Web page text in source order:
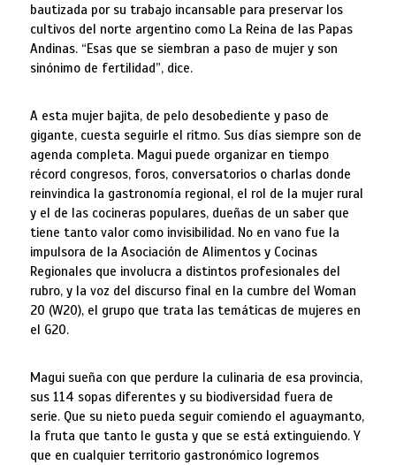
bautizada por su trabajo incansable para preservar los
cultivos del norte argentino como La Reina de las Papas
Andinas. “Esas que se siembran a paso de mujer y son
sinónimo de fertilidad”, dice.
A esta mujer bajita, de pelo desobediente y paso de
gigante, cuesta seguirle el ritmo. Sus días siempre son de
agenda completa. Magui puede organizar en tiempo
récord congresos, foros, conversatorios o charlas donde
reinvindica la gastronomía regional, el rol de la mujer rural
y el de las cocineras populares, dueñas de un saber que
tiene tanto valor como invisibilidad. No en vano fue la
impulsora de la Asociación de Alimentos y Cocinas
Regionales que involucra a distintos profesionales del
rubro, y la voz del discurso final en la cumbre del Woman
20 (W20), el grupo que trata las temáticas de mujeres en
el G20.
Magui sueña con que perdure la culinaria de esa provincia,
sus 114 sopas diferentes y su biodiversidad fuera de
serie. Que su nieto pueda seguir comiendo el aguaymanto,
la fruta que tanto le gusta y que se está extinguiendo. Y
que en cualquier territorio gastronómico logremos